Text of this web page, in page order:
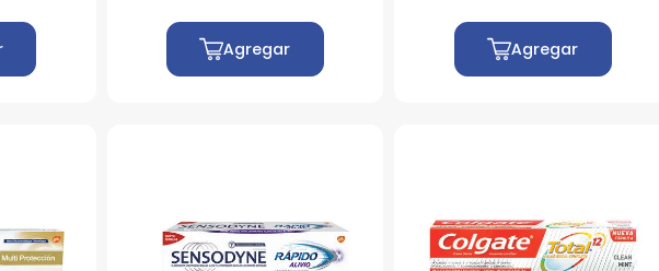
Agregar Agregar